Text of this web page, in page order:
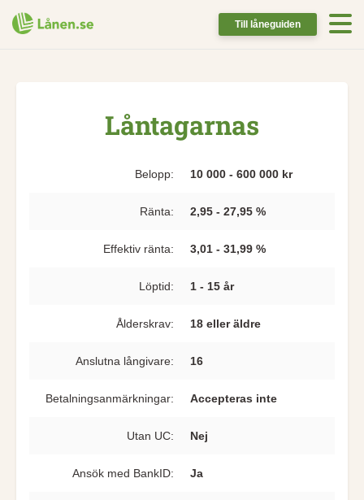
Till låneguiden
Låntagarnas
Belopp: 10 000 - 600 000 kr
Ränta: 2,95 - 27,95 %
Effektiv ränta: 3,01 - 31,99 %
Löptid: 1 - 15 år
Ålderskrav: 18 eller äldre
Anslutna långivare: 16
Betalningsanmärkningar: Accepteras inte
Utan UC: Nej
Ansök med BankID: Ja